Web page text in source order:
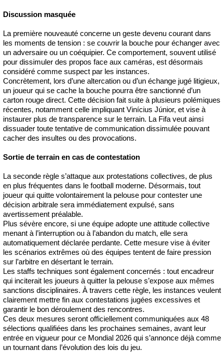
Discussion masquée
La première nouveauté concerne un geste devenu courant dans
les moments de tension : se couvrir la bouche pour échanger avec
un adversaire ou un coéquipier. Ce comportement, souvent utilisé
pour dissimuler des propos face aux caméras, est désormais
considéré comme suspect par les instances.
Concrètement, lors d’une altercation ou d’un échange jugé litigieux,
un joueur qui se cache la bouche pourra être sanctionné d’un
carton rouge direct. Cette décision fait suite à plusieurs polémiques
récentes, notamment celle impliquant Vinícius Júnior, et vise à
instaurer plus de transparence sur le terrain. La Fifa veut ainsi
dissuader toute tentative de communication dissimulée pouvant
cacher des insultes ou des provocations.
Sortie de terrain en cas de contestation
La seconde règle s’attaque aux protestations collectives, de plus
en plus fréquentes dans le football moderne. Désormais, tout
joueur qui quitte volontairement la pelouse pour contester une
décision arbitrale sera immédiatement expulsé, sans
avertissement préalable.
Plus sévère encore, si une équipe adopte une attitude collective
menant à l’interruption ou à l’abandon du match, elle sera
automatiquement déclarée perdante. Cette mesure vise à éviter
les scénarios extrêmes où des équipes tentent de faire pression
sur l’arbitre en désertant le terrain.
Les staffs techniques sont également concernés : tout encadreur
qui inciterait les joueurs à quitter la pelouse s’expose aux mêmes
sanctions disciplinaires. À travers cette règle, les instances veulent
clairement mettre fin aux contestations jugées excessives et
garantir le bon déroulement des rencontres.
Ces deux mesures seront officiellement communiquées aux 48
sélections qualifiées dans les prochaines semaines, avant leur
entrée en vigueur pour ce Mondial 2026 qui s’annonce déjà comme
un tournant dans l’évolution des lois du jeu.